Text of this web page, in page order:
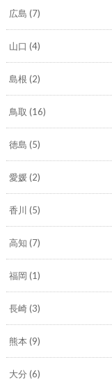
広島 (7)
山口 (4)
島根 (2)
鳥取 (16)
徳島 (5)
愛媛(2)
香川 (5)
高知 (7)
福岡 (1)
長崎(3)
熊本 (9)
大分 (6)